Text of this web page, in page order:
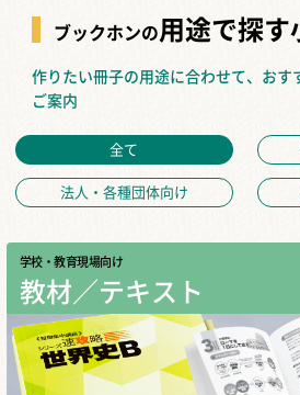
ブックホンの用途で探す
作りたい冊子の用途に合わせて、おす
ご案内
全て
法人・各種団体向け
学校・教育現場向け
教材／テキスト